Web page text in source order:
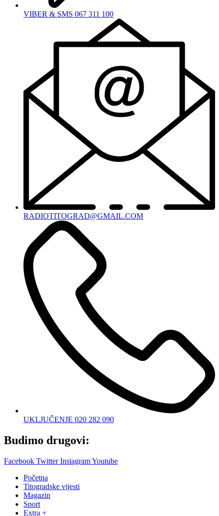
VIBER & SMS 067 311 100
RADIOTITOGRAD@GMAIL.COM
UKLJUČENJE 020 282 090
Budimo drugovi:
Facebook Twitter InstagramYoutube
Početna
Titogradske vijesti
Magazin
Sport
Extra +